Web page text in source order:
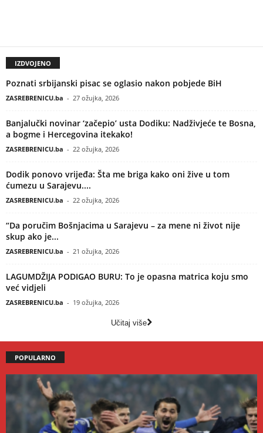
IZDVOJENO
Poznati srbijanski pisac se oglasio nakon pobjede BiH
ZASREBRENICU.ba - 27 ožujka, 2026
Banjalučki novinar ‘začepio’ usta Dodiku: Nadživjeće te Bosna,
a bogme i Hercegovina itekako!
ZASREBRENICU.ba - 22 ožujka, 2026
Dodik ponovo vrijeđa: Šta me briga kako oni žive u tom
ćumezu u Sarajevu....
ZASREBRENICU.ba - 22 ožujka, 2026
“Da poručim Bošnjacima u Sarajevu – za mene ni život nije
skup ako je...
ZASREBRENICU.ba - 21 ožujka, 2026
LAGUMDŽIJA PODIGAO BURU: To je opasna matrica koju smo
već vidjeli
ZASREBRENICU.ba - 19 ožujka, 2026
Učitaj više
POPULARNO